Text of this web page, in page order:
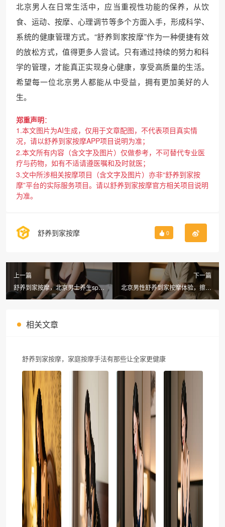
北京男人在日常生活中，应当重视性功能的保养，从饮
食、运动、按摩、心理调节等多个方面入手，形成科学、
系统的健康管理方式。“舒养到家按摩”作为一种便捷有效
的放松方式，值得更多人尝试。只有通过持续的努力和科
学的管理，才能真正实现身心健康，享受高质量的生活。
希望每一位北京男人都能从中受益，拥有更加美好的人
生。
郑重声明：
1.本文图片为AI生成，仅用于文章配图，不代表项目真实情
况，请以舒养到家按摩APP项目说明为准；
2.本文所有内容（含文字及图片）仅做参考，不可替代专业医
疗与药物，如有不适请遵医嘱和及时就医；
3.文中所涉相关按摩项目（含文字及图片）亦非“舒养到家按
摩”平台的实际服务项目。请以舒养到家按摩官方相关项目说明
为准。
舒养到家按摩 0
上一篇
舒养到家按摩，北京男士养生spa
有什么项目值得体验
下一篇
北京男性舒养到家按摩体验，擦边
spa价格全解析
相关文章
舒养到家按摩，家庭按摩手法有那些让全家更健康